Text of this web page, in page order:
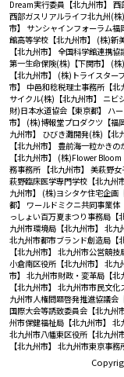
Dream実行委員【北九州市】 西
西部ガスリアルライフ北九州(株
市】 サンシャインフォーラム福
館高等学校【北九州市】 (株)新
【北九州市】 全国科学館連携協
第一生命保険(株)【下関市】 (株
【北九州市】 (株)トライスター
市】 中邑和稔税理士事務所【北
サイクル(株)【北九州市】 ニビ
財)日本水道協会【東京都】 ハ
市】 (株)博報堂プロダクツ【福
九州市】 ひびき灘開発(株)【北
【北九州市】 豊前海一粒かきの
【北九州市】 (株)Flower Bloom
務事務所 【北九州市】 美萩野女
萩野臨床医学専門学校【北九州
九州市】 (株)ヨシタケ住宅企画
都】 ワールドミクニ共同事業体
っしょい百万夏まつり事務局【
九州市環境局【北九州市】 北九
北九州市都市ブランド創造局【
【北九州市】 北九州市公営競技
小倉南区役所【北九州市】 北九
市】 北九州市財政・変革局【北
【北九州市】 北九州市市民文化
九州市人権問題啓発推進協議会
国際大会等誘致委員会【北九州
州市保健福祉局【北九州市】 北
北九州市八幡東区役所【北九州
【北九州市】 北九州市東京事務